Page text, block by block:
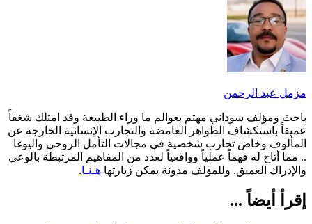
مزمل عبد الرحمن
باحث ومؤلف سوداني مهتم بعوالم ما وراء الطبيعة وقد امتلك شغفاً
عميقاً باستكشاف الظواهر الغامضة والتجارب الإنسانية الخارجة عن
المألوف وخاض تجارب شخصية في مجالات التأمل الروحي واليوغا
.. مما أتاح له فهماً عملياً وواقعياً لعدد من المفاهيم المرتبطة بالوعي
والإدراك العميق. وللمؤلف مدونة يمكن زيارتها هـنـا.
إقرأ أيضاً ...